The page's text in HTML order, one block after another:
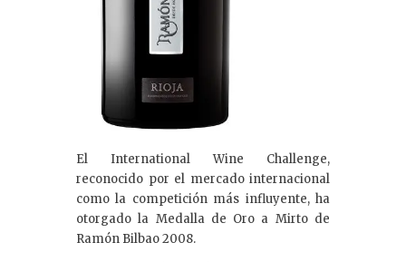
El International Wine Challenge,
reconocido por el mercado internacional
como la competición más influyente, ha
otorgado la Medalla de Oro a Mirto de
Ramón Bilbao 2008.